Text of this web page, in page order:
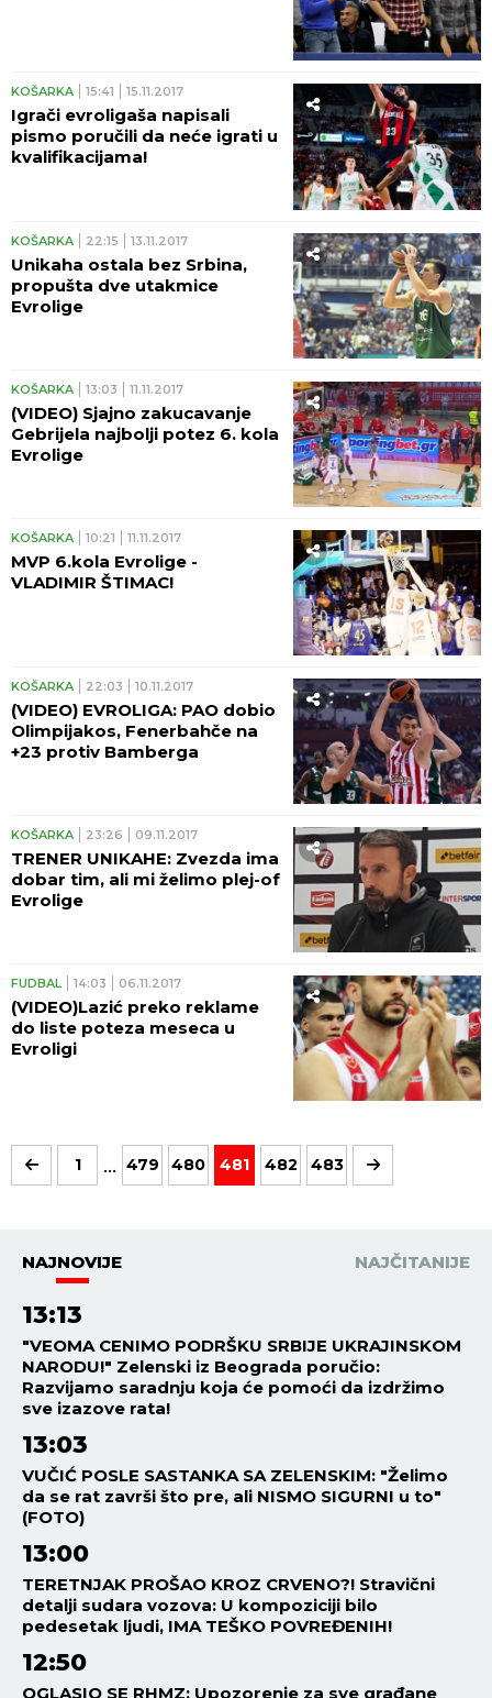
KOŠARKA 15:41 15.11.2017
Igrači evroligaša napisali
pismo poručili da neće igrati u
kvalifikacijama!
KOŠARKA 22:15 13.11.2017
Unikaha ostala bez Srbina,
propušta dve utakmice
Evrolige
KOŠARKA 13:03 11.11.2017
(VIDEO) Sjajno zakucavanje
Gebrijela najbolji potez 6. kola
Evrolige
KOŠARKA 10:21 11.11.2017
MVP 6.kola Evrolige -
VLADIMIR ŠTIMAC!
KOŠARKA 22:03 10.11.2017
(VIDEO) EVROLIGA: PAO dobio
Olimpijakos, Fenerbahče na
+23 protiv Bamberga
KOŠARKA 23:26 09.11.2017
TRENER UNIKAHE: Zvezda ima
dobar tim, ali mi želimo plej-of
Evrolige
FUDBAL 14:03 06.11.2017
(VIDEO)Lazić preko reklame
do liste poteza meseca u
Evroligi
1 ... 479 480 481 482 483
NAJNOVIJE NAJČITANIJE
13:13
"VEOMA CENIMO PODRŠKU SRBIJE UKRAJINSKOM
NARODU!" Zelenski iz Beograda poručio:
Razvijamo saradnju koja će pomoći da izdržimo
sve izazove rata!
13:03
VUČIĆ POSLE SASTANKA SA ZELENSKIM: "Želimo
da se rat završi što pre, ali NISMO SIGURNI u to"
(FOTO)
13:00
TERETNJAK PROŠAO KROZ CRVENO?! Stravični
detalji sudara vozova: U kompoziciji bilo
pedesetak ljudi, IMA TEŠKO POVREĐENIH!
12:50
OGLASIO SE RHMZ: Upozorenje za sve građane